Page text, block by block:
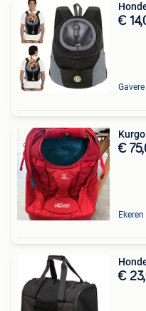
€
Gavere
€
Ekeren
€